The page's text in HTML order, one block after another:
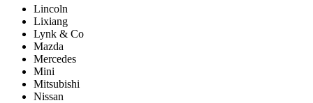
Lincoln
Lixiang
Lynk & Co
Mazda
Mercedes
Mini
Mitsubishi
Nissan